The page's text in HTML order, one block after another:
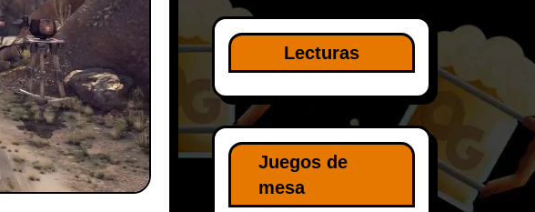
Lecturas
Juegos de
mesa